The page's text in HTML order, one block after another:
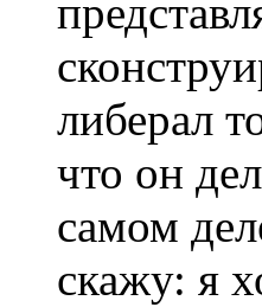
либерал
что он
самом
скажу: я